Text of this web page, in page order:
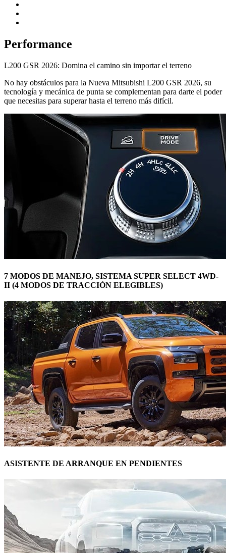
Performance
L200 GSR 2026: Domina el camino sin importar el terreno
No hay obstáculos para la Nueva Mitsubishi L200 GSR 2026, su
tecnología y mecánica de punta se complementan para darte el poder
que necesitas para superar hasta el terreno más difícil.
7 MODOS DE MANEJO, SISTEMA SUPER SELECT 4WD-
II (4 MODOS DE TRACCIÓN ELEGIBLES)
ASISTENTE DE ARRANQUE EN PENDIENTES